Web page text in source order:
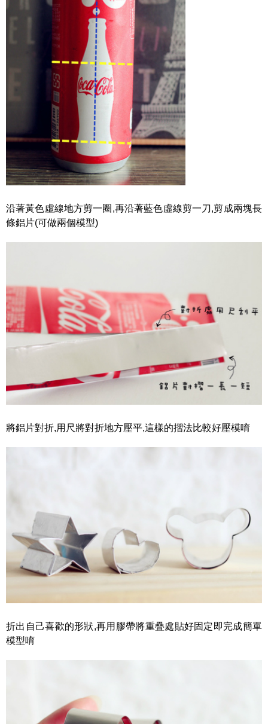
沿著黃色虛線地方剪一圈,再沿著藍色虛線剪一刀,剪成兩塊長
條鋁片(可做兩個模型)
將鋁片對折,用尺將對折地方壓平,這樣的摺法比較好壓模唷
折出自己喜歡的形狀,再用膠帶將重疊處貼好固定即完成簡單
模型唷